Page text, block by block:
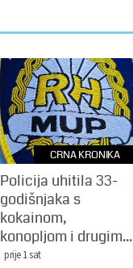
CRNA KRONIKA
Policija uhitila 33-
godišnjaka s
kokainom,
konopljom i drugim...
prije 1 sat